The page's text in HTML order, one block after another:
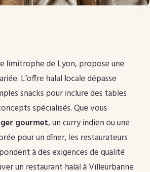
limitrophe de Lyon, propose une
L’offre halal locale dépasse
snacks pour inclure des tables
spécialisés. Que vous
gourmet, un curry indien ou une
pour un dîner, les restaurateurs
à des exigences de qualité
un restaurant halal à Villeurbanne